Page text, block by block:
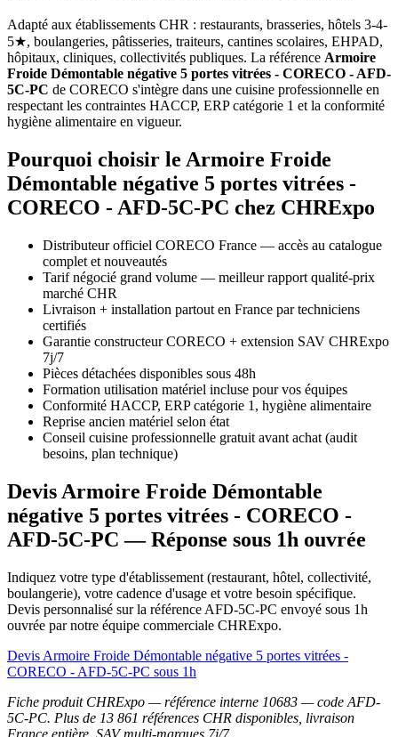
Adapté aux établissements CHR : restaurants, brasseries, hôtels 3-4-
5★, boulangeries, pâtisseries, traiteurs, cantines scolaires, EHPAD,
hôpitaux, cliniques, collectivités publiques. La référence Armoire
Froide Démontable négative 5 portes vitrées - CORECO - AFD-
5C-PC de CORECO s'intègre dans une cuisine professionnelle en
respectant les contraintes HACCP, ERP catégorie 1 et la conformité
hygiène alimentaire en vigueur.
Pourquoi choisir le Armoire Froide
Démontable négative 5 portes vitrées -
CORECO - AFD-5C-PC chez CHRExpo
Distributeur officiel CORECO France — accès au catalogue
complet et nouveautés
Tarif négocié grand volume — meilleur rapport qualité-prix
marché CHR
Livraison + installation partout en France par techniciens
certifiés
Garantie constructeur CORECO + extension SAV CHRExpo
7j/7
Pièces détachées disponibles sous 48h
Formation utilisation matériel incluse pour vos équipes
Conformité HACCP, ERP catégorie 1, hygiène alimentaire
Reprise ancien matériel selon état
Conseil cuisine professionnelle gratuit avant achat (audit
besoins, plan technique)
Devis Armoire Froide Démontable
négative 5 portes vitrées - CORECO -
AFD-5C-PC — Réponse sous 1h ouvrée
Indiquez votre type d'établissement (restaurant, hôtel, collectivité,
boulangerie), votre cadence d'usage et votre besoin spécifique.
Devis personnalisé sur la référence AFD-5C-PC envoyé sous 1h
ouvrée par notre équipe commerciale CHRExpo.
Devis Armoire Froide Démontable négative 5 portes vitrées -
CORECO - AFD-5C-PC sous 1h
Fiche produit CHRExpo — référence interne 10683 — code AFD-
5C-PC. Plus de 13 861 références CHR disponibles, livraison
France entière, SAV multi-marques 7j/7.